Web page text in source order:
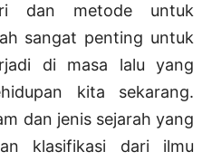
dan metode untuk
sangat penting untuk
di masa lalu yang
kita sekarang.
dan jenis sejarah yang
klasifikasi dari ilmu